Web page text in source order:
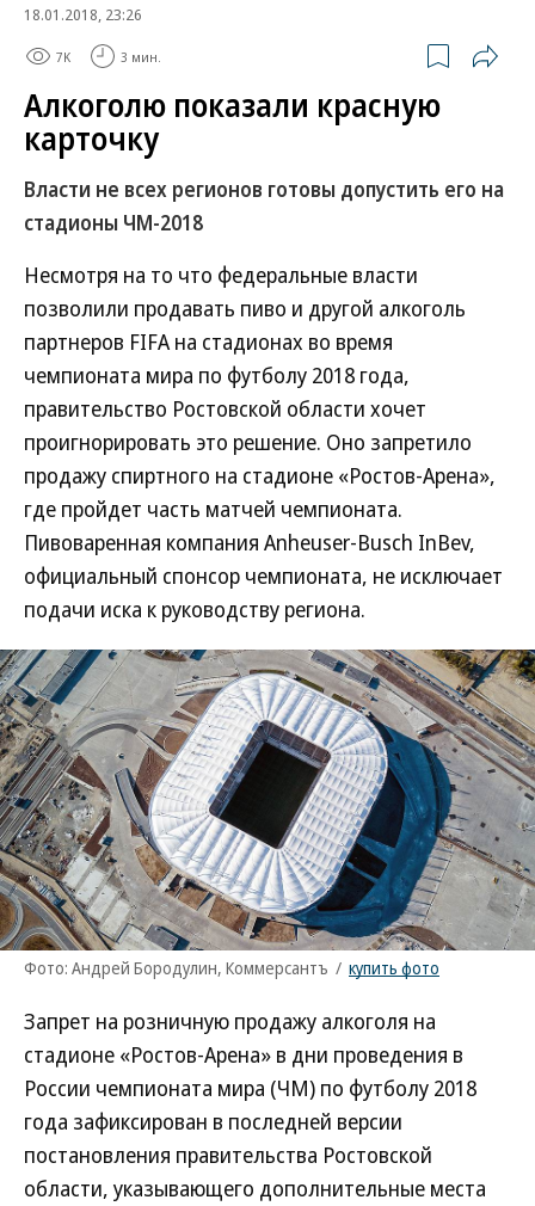
18.01.2018, 23:26
7K 3 мин.
Алкоголю показали красную
карточку
Власти не всех регионов готовы допустить его на
стадионы ЧМ-2018
Несмотря на то что федеральные власти
позволили продавать пиво и другой алкоголь
партнеров FIFA на стадионах во время
чемпионата мира по футболу 2018 года,
правительство Ростовской области хочет
проигнорировать это решение. Оно запретило
продажу спиртного на стадионе «Ростов-Арена»,
где пройдет часть матчей чемпионата.
Пивоваренная компания Anheuser-Busch InBev,
официальный спонсор чемпионата, не исключает
подачи иска к руководству региона.
Фото: Андрей Бородулин, Коммерсантъ / купить фото
Запрет на розничную продажу алкоголя на
стадионе «Ростов-Арена» в дни проведения в
России чемпионата мира (ЧМ) по футболу 2018
года зафиксирован в последней версии
постановления правительства Ростовской
области, указывающего дополнительные места